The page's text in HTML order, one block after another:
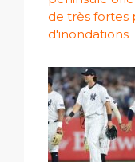
de très fortes
d'inondations